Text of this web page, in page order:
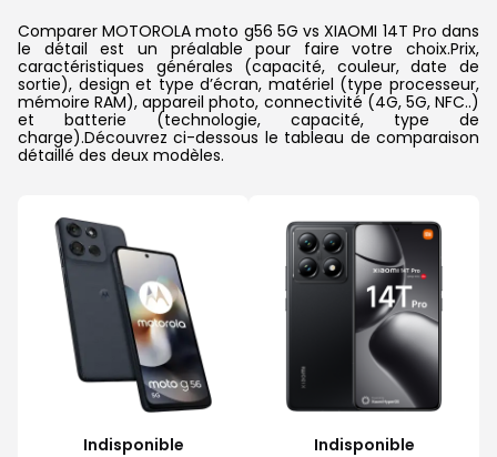
Comparer MOTOROLA moto g56 5G vs XIAOMI 14T Pro dans
le détail est un préalable pour faire votre choix.Prix,
caractéristiques générales (capacité, couleur, date de
sortie), design et type d’écran, matériel (type processeur,
mémoire RAM), appareil photo, connectivité (4G, 5G, NFC..)
et batterie (technologie, capacité, type de
charge).Découvrez ci-dessous le tableau de comparaison
détaillé des deux modèles.
Indisponible
Indisponible